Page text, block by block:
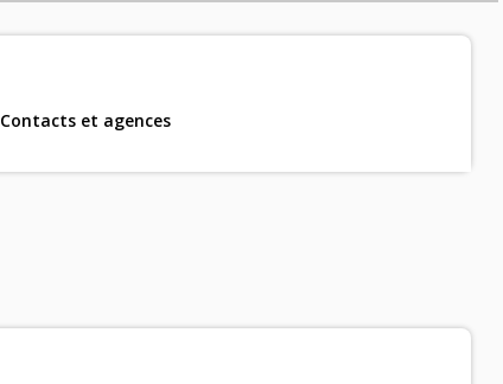
Contacts et agences